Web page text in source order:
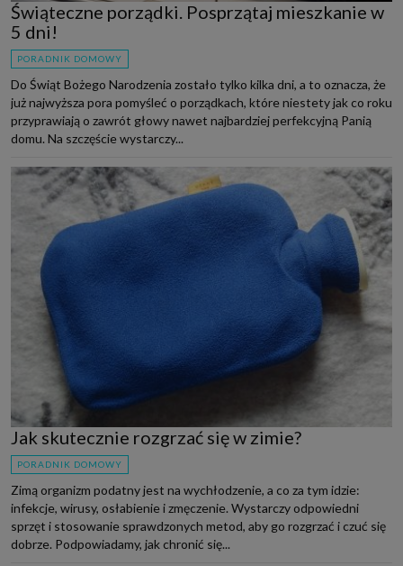
Świąteczne porządki. Posprzątaj mieszkanie w
5 dni!
PORADNIK DOMOWY
Do Świąt Bożego Narodzenia zostało tylko kilka dni, a to oznacza, że
już najwyższa pora pomyśleć o porządkach, które niestety jak co roku
przyprawiają o zawrót głowy nawet najbardziej perfekcyjną Panią
domu. Na szczęście wystarczy...
Jak skutecznie rozgrzać się w zimie?
PORADNIK DOMOWY
Zimą organizm podatny jest na wychłodzenie, a co za tym idzie:
infekcje, wirusy, osłabienie i zmęczenie. Wystarczy odpowiedni
sprzęt i stosowanie sprawdzonych metod, aby go rozgrzać i czuć się
dobrze. Podpowiadamy, jak chronić się...